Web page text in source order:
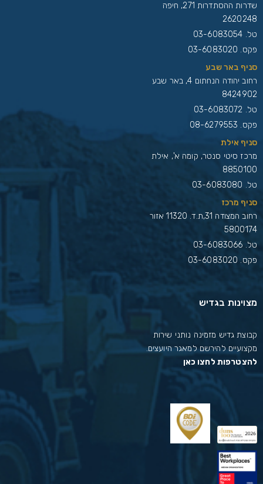
שדרות ההסתדרות 271, חיפה
2620248
טל. 03-6083054
פקס. 03-6083020
סניף באר שבע
רחוב יהודה הנחתום 4, באר שבע
8424902
טל. 03-6083072
פקס. 08-6279553
סניף אילת
מרכז סיטי סנטר, קומה א', אילת
8850100
טל. 03-6083080
סניף מרכז
רחוב המצודה 31,ת.ד. 11320 אזור
5800174
טל. 03-6083066
פקס. 03-6083020
מצוינות בגדיש
קבוצת גדיש מזמינה נותני שירות
מקצועיים להירשם למאגר היועצים.
להצטרפות לחצו כאן